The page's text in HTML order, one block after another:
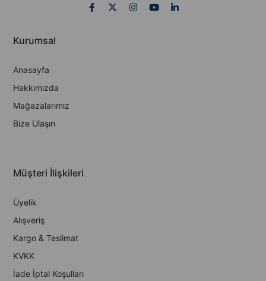
Kurumsal
Anasayfa
Hakkımızda
Mağazalarımız
Bize Ulaşın
Müşteri İlişkileri
Üyelik
Alışveriş
Kargo & Teslimat
KVKK
İade İptal Koşulları